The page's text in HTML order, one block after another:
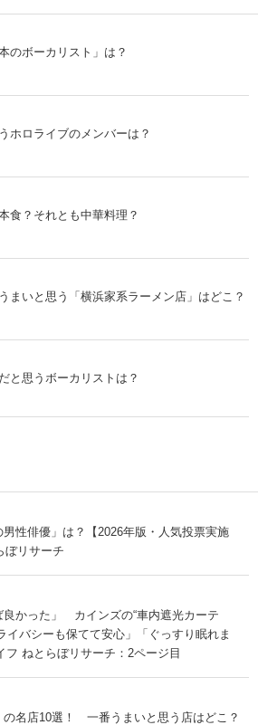
のボーカリスト」は？
ホロライブのメンバーは？
食？それとも中華料理？
まいと思う「横浜家系ラーメン店」はどこ？
と思うボーカリストは？
性俳優」は？【2026年版・人気投票実施
ぼリサーチ
良かった」 カインズの“車内遮光カーテ
バシーも保てて安心」「ぐっすり眠れま
フ ねとらぼリサーチ：2ページ目
の名店10選！ 一番うまいと思う店はどこ？